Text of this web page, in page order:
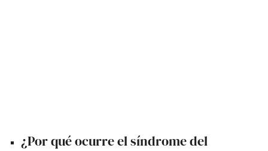
¿Por qué ocurre el síndrome del